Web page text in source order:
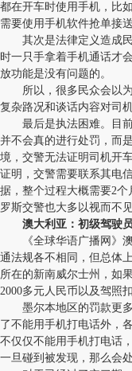
都在开车时使用手机，比
需要使用手机软件抢单接
其次是法律定义造成民
时一只手拿着手机通话才
放功能是没有问题的。
所以，很多民众会以为
复杂路况和谈话内容对司
最后是执法困难。目前
并不会真的进行处罚，而
境，交警无法证明司机开
证明，交警需要联系其电
据，整个过程大概需要2
罗斯交警也大多以视而不
澳大利亚：初级驾驶
《全球华语广播网》澳
通法规各不相同，但总体
所在的新南威尔士州，如
2000多元人民币以及驾照扣
墨尔本地区的罚款更多
了不能用手机打电话外，
不仅仅不能用手机打电话
一旦碰到被发现，那么会